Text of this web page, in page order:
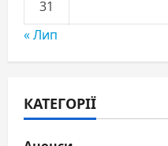
31
« Лип
КАТЕГОРІЇ